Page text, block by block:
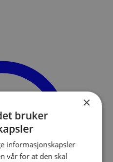
×
bruker
informasjonskapsler
vår for at den skal